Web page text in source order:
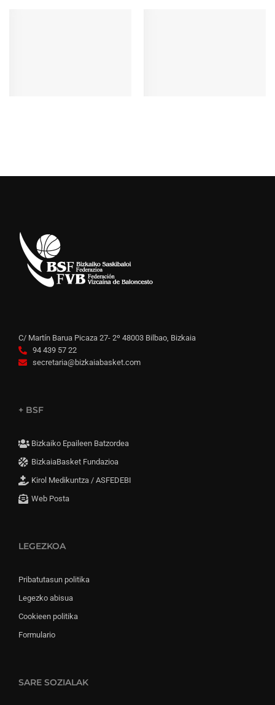
C/ Martín Barua Picaza 27- 2º 48003 Bilbao, Bizkaia
94 439 57 22
secretaria@bizkaiabasket.com
+ BSF
Bizkaiko Epaileen Batzordea
BizkaiaBasket Fundazioa
Kirol Medikuntza / ASFEDEBI
Web Posta
LEGEZKOA
Pribatutasun politika
Legezko abisua
Cookieen politika
Formulario
SARE SOZIALAK